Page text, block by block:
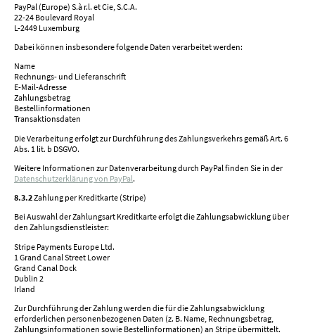
PayPal (Europe) S.à r.l. et Cie, S.C.A.
22-24 Boulevard Royal
L-2449 Luxemburg
Dabei können insbesondere folgende Daten verarbeitet werden:
Name
Rechnungs- und Lieferanschrift
E-Mail-Adresse
Zahlungsbetrag
Bestellinformationen
Transaktionsdaten
Die Verarbeitung erfolgt zur Durchführung des Zahlungsverkehrs gemäß Art. 6
Abs. 1 lit. b DSGVO.
Weitere Informationen zur Datenverarbeitung durch PayPal finden Sie in der
Datenschutzerklärung von PayPal.
8.3.2Zahlung per Kreditkarte (Stripe)
Bei Auswahl der Zahlungsart Kreditkarte erfolgt die Zahlungsabwicklung über
den Zahlungsdienstleister:
Stripe Payments Europe Ltd.
1 Grand Canal Street Lower
Grand Canal Dock
Dublin 2
Irland
Zur Durchführung der Zahlung werden die für die Zahlungsabwicklung
erforderlichen personenbezogenen Daten (z. B. Name, Rechnungsbetrag,
Zahlungsinformationen sowie Bestellinformationen) an Stripe übermittelt.